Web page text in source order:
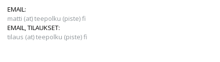
EMAIL:
matti (at) teepolku (piste) fi
EMAIL, TILAUKSET:
tilaus (at) teepolku (piste) fi